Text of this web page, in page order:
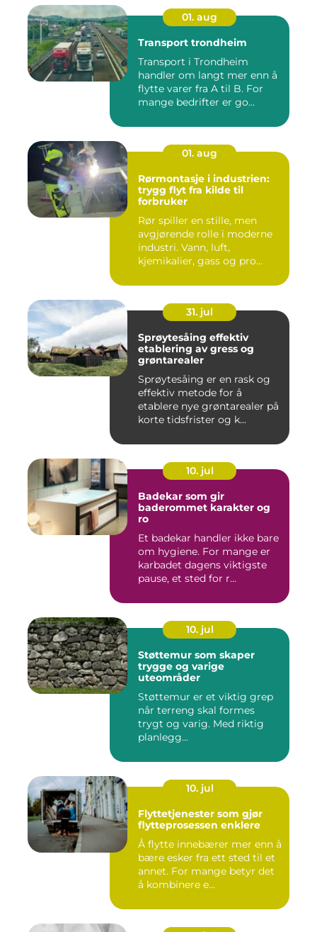
01. aug
Transport trondheim
Transport i Trondheim
handler om langt mer enn å
flytte varer fra A til B. For
mange bedrifter er go...
01. aug
Rørmontasje i industrien:
trygg flyt fra kilde til
forbruker
Rør spiller en stille, men
avgjørende rolle i moderne
industri. Vann, luft,
kjemikalier, gass og pro...
31. jul
Sprøytesåing effektiv
etablering av gress og
grøntarealer
Sprøytesåing er en rask og
effektiv metode for å
etablere nye grøntarealer på
korte tidsfrister og k...
10. jul
Badekar som gir
baderommet karakter og
ro
Et badekar handler ikke bare
om hygiene. For mange er
karbadet dagens viktigste
pause, et sted for r...
10. jul
Støttemur som skaper
trygge og varige
uteområder
Støttemur er et viktig grep
når terreng skal formes
trygt og varig. Med riktig
planlegg...
10. jul
Flyttetjenester som gjør
flytteprosessen enklere
Å flytte innebærer mer enn å
bære esker fra ett sted til et
annet. For mange betyr det
å kombinere e...